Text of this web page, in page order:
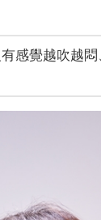
感覺越吹越